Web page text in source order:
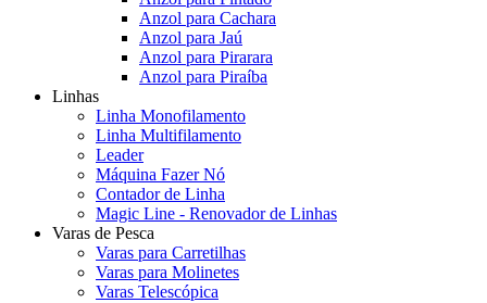
Anzol para Cachara
Anzol para Jaú
Anzol para Pirarara
Anzol para Piraíba
Linhas
Linha Monofilamento
Linha Multifilamento
Leader
Máquina Fazer Nó
Contador de Linha
Magic Line - Renovador de Linhas
Varas de Pesca
Varas para Carretilhas
Varas para Molinetes
Varas Telescópica